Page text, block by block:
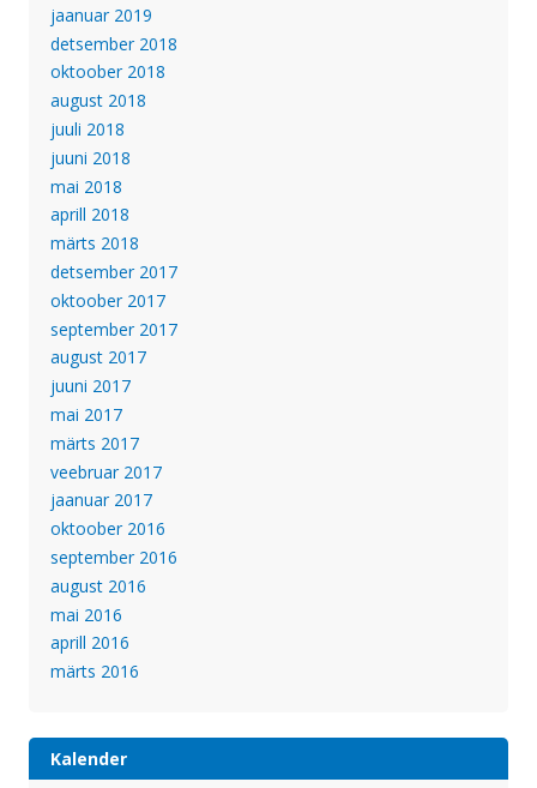
jaanuar 2019
detsember 2018
oktoober 2018
august 2018
juuli 2018
juuni 2018
mai 2018
aprill 2018
märts 2018
detsember 2017
oktoober 2017
september 2017
august 2017
juuni 2017
mai 2017
märts 2017
veebruar 2017
jaanuar 2017
oktoober 2016
september 2016
august 2016
mai 2016
aprill 2016
märts 2016
Kalender